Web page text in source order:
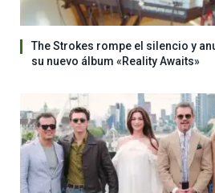
The Strokes rompe el silencio y
su nuevo álbum «Reality Awaits»